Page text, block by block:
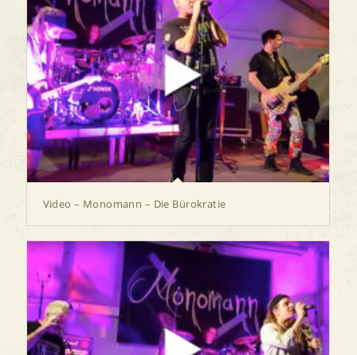
Video – Monomann – Die Bürokratie